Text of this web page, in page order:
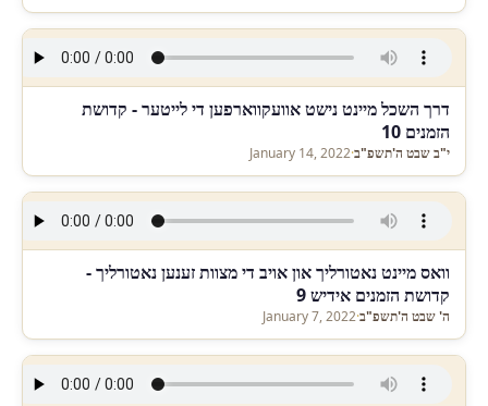
דרך השכל מיינט נישט אוועקווארפען די לייטער - קדושת
הזמנים 10
י"ב שבט ה'תשפ"ב·
January 14, 2022
וואס מיינט נאטורליך און אויב די מצוות זענען נאטורליך -
קדושת הזמנים אידיש 9
ה' שבט ה'תשפ"ב·
January 7, 2022